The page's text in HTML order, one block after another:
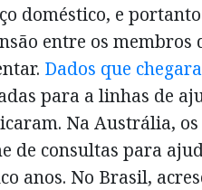
doméstico, e
entre os membros
Dados que
para a linhas de
Na Austrália,
de consultas para
anos. No Brasil,